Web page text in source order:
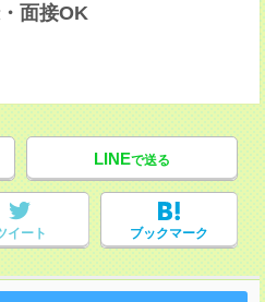
面接OK
LINEで送る
イート ブックマーク